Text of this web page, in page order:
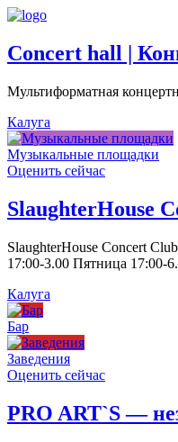
Concert hall |
Мультиформатная
Калуга
Музыкальные площадки
Оценить сейчас
SlaughterHouse
SlaughterHouse Concert
17:00-3.00 Пятница 17:00-
Калуга
Бар
Заведения
Оценить сейчас
PRO ART`S —